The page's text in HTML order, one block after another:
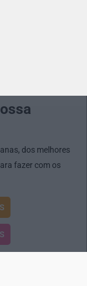
dos melhores
fazer com os